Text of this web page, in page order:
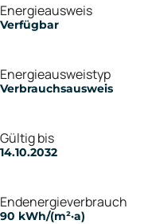
Energieausweis
Verfügbar
Energie­ausweistyp
Verbrauchsausweis
Gültig bis
14.10.2032
Endenergieverbrauch
90 kWh/(m²·a)